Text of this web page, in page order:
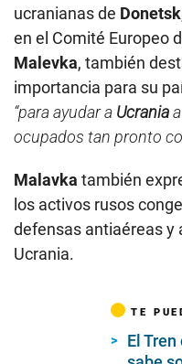
ucranianas de
en el Comité Europeo
Malevka, también
importancia para su
“para ayudar a Ucrania
ocupados tan pronto
Malavka también
los activos rusos
defensas antiaéreas y
Ucrania.
TE
El Tren